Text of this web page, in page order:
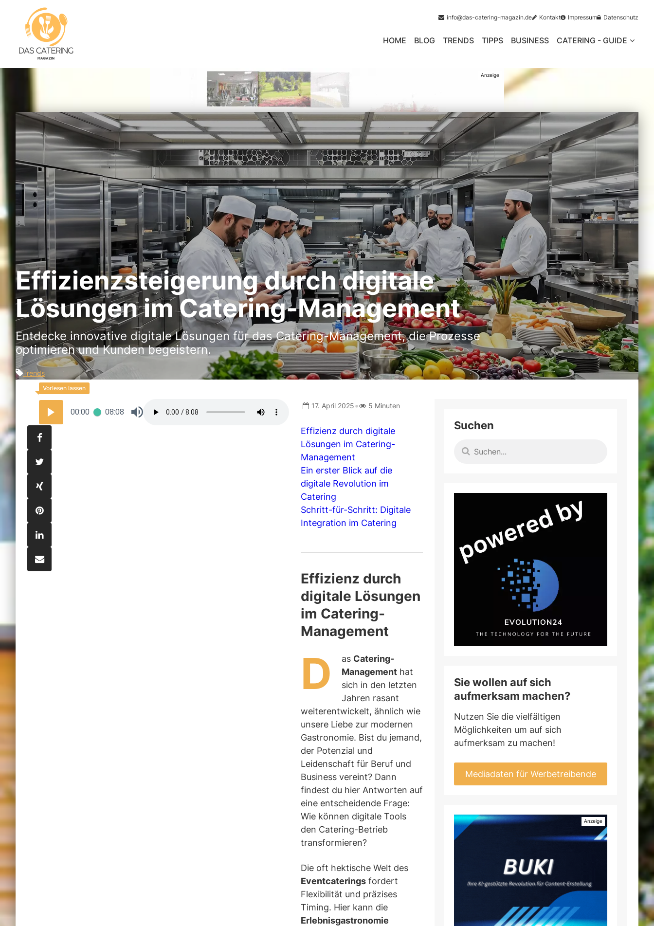
info@das-catering-magazin.de Kontakt Impressum Datenschutz
HOME BLOG TRENDS TIPPS BUSINESS CATERING - GUIDE
Effizienzsteigerung durch digitale
Lösungen im Catering-Management
Entdecke innovative digitale Lösungen für das Catering-Management, die Prozesse
optimieren und Kunden begeistern.
Trends
00:00 08:08
17. April 2025• 5 Minuten
Effizienz durch digitale
Lösungen im Catering-
Management
Ein erster Blick auf die
digitale Revolution im
Catering
Schritt-für-Schritt: Digitale
Integration im Catering
Effizienz durch
digitale Lösungen
im Catering-
Management
D as Catering-
Management hat
sich in den letzten
Jahren rasant
weiterentwickelt, ähnlich wie
unsere Liebe zur modernen
Gastronomie. Bist du jemand,
der Potenzial und
Leidenschaft für Beruf und
Business vereint? Dann
findest du hier Antworten auf
eine entscheidende Frage:
Wie können digitale Tools
den Catering-Betrieb
transformieren?
Die oft hektische Welt des
Eventcaterings fordert
Flexibilität und präzises
Timing. Hier kann die
Erlebnisgastronomie
Suchen
Sie wollen auf sich
aufmerksam machen?
Nutzen Sie die vielfältigen
Möglichkeiten um auf sich
aufmerksam zu machen!
Mediadaten für Werbetreibende